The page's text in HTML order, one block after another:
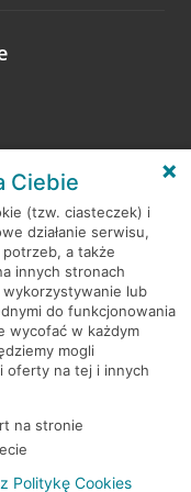
prawa zastrzeżone
Ciebie
(tzw. ciasteczek) i
działanie serwisu,
a także
innych stronach
lub
do funkcjonowania
wycofać w każdym
mogli
oferty na tej i innych
na stronie
Politykę Cookies